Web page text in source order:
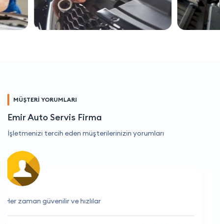
MÜŞTERİ YORUMLARI
Emir Auto Servis Firma
İşletmenizi tercih eden müşterilerinizin yorumları
Hizmetleri beni her zaman memnun ediyor